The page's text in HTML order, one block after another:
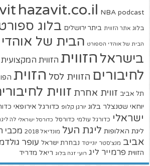
hazavit.co.il NBA podcast
בלוג אתר הזווית ביתר ירושלים בלוג
הבית של אוהדי הספורט הבית של
בישראל הזווית הזווית המקצועית
לחיבורים הזווית לסל הזוית
תל אביב זווית אחרת זווית
יוחאי שטנצלר בלוג יורגן קלופ כדורגל אירופאי
ישראלי כדורגל עולמי כדורסל כדורסל ישראלי לה
ליגת האלופות ליגת העל מונדיאל 2018 מכבי
אביב מנצ'סטר יונייטד נבחרת ישראל עופר
הזווית פרמייר ליג רועי זגה בלוג ריאל מדריד